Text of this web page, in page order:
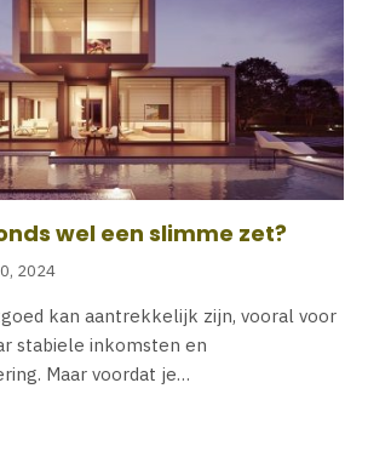
wel een slimme zet?
2024
kan aantrekkelijk zijn, vooral voor
stabiele inkomsten en
Maar voordat je…